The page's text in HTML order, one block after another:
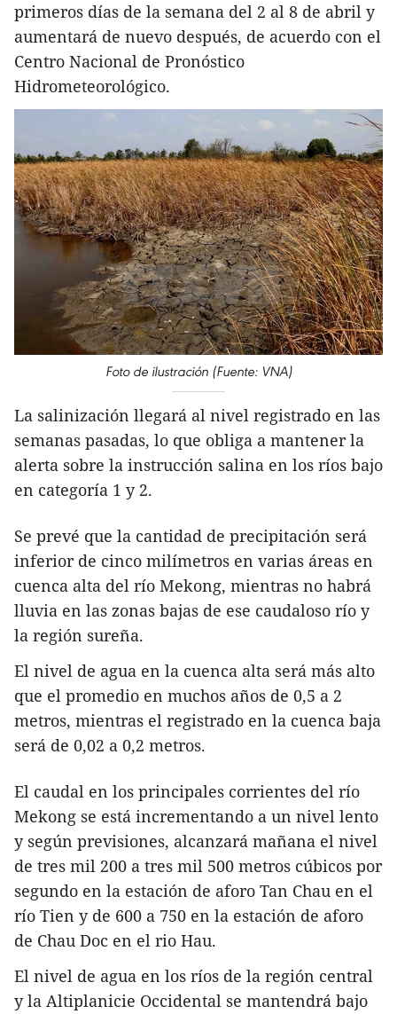
primeros días de la semana del 2 al 8 de abril y
aumentará de nuevo después, de acuerdo con el
Centro Nacional de Pronóstico
Hidrometeorológico.
Foto de ilustración (Fuente: VNA)
La salinización llegará al nivel registrado en las
semanas pasadas, lo que obliga a mantener la
alerta sobre la instrucción salina en los ríos bajo
en categoría 1 y 2.
Se prevé que la cantidad de precipitación será
inferior de cinco milímetros en varias áreas en
cuenca alta del río Mekong, mientras no habrá
lluvia en las zonas bajas de ese caudaloso río y
la región sureña.
El nivel de agua en la cuenca alta será más alto
que el promedio en muchos años de 0,5 a 2
metros, mientras el registrado en la cuenca baja
será de 0,02 a 0,2 metros.
El caudal en los principales corrientes del río
Mekong se está incrementando a un nivel lento
y según previsiones, alcanzará mañana el nivel
de tres mil 200 a tres mil 500 metros cúbicos por
segundo en la estación de aforo Tan Chau en el
río Tien y de 600 a 750 en la estación de aforo
de Chau Doc en el rio Hau.
El nivel de agua en los ríos de la región central
y la Altiplanicie Occidental se mantendrá bajo